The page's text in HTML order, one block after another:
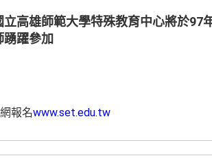
立高雄師範大學特殊教育中心將於97
踴躍參加
報名www.set.edu.tw